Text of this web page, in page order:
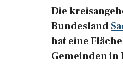
Die
Bundesland
hat eine
Gemeinden in